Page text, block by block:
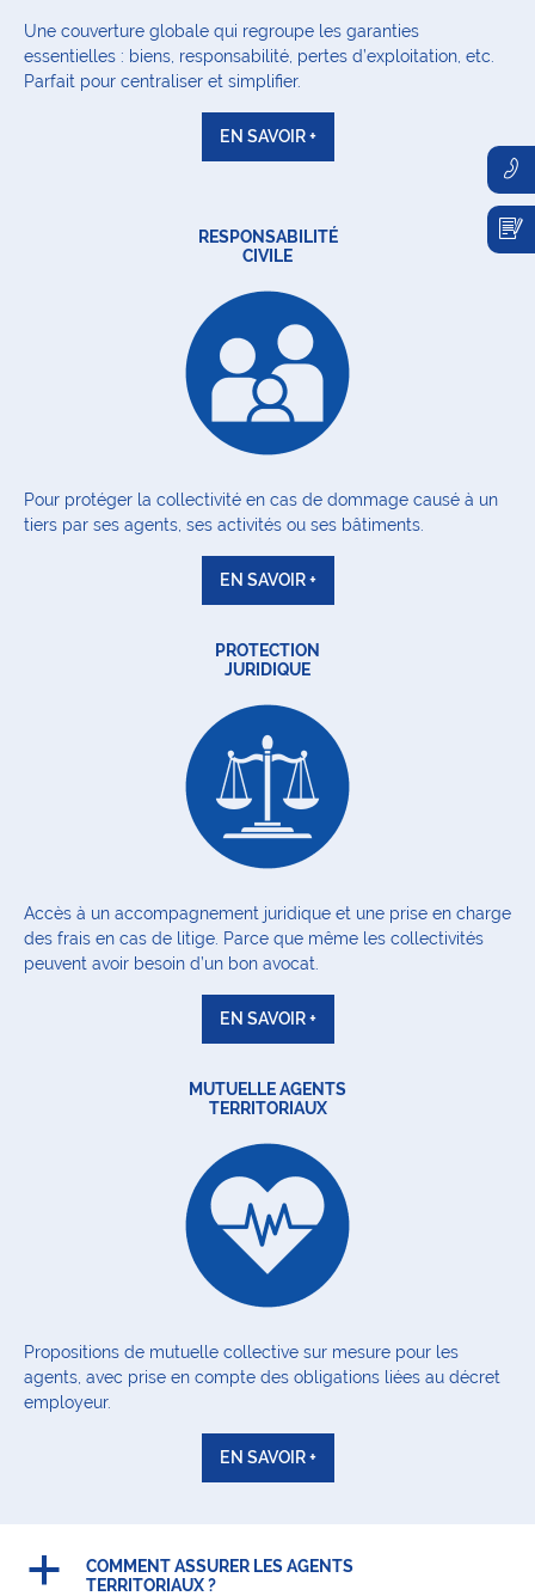
Une couverture globale qui regroupe les garanties
essentielles : biens, responsabilité, pertes d’exploitation, etc.
Parfait pour centraliser et simplifier.
EN SAVOIR +
RESPONSABILITÉ
CIVILE
Pour protéger la collectivité en cas de dommage causé à un
tiers par ses agents, ses activités ou ses bâtiments.
EN SAVOIR +
PROTECTION
JURIDIQUE
Accès à un accompagnement juridique et une prise en charge
des frais en cas de litige. Parce que même les collectivités
peuvent avoir besoin d’un bon avocat.
EN SAVOIR +
MUTUELLE AGENTS
TERRITORIAUX
Propositions de mutuelle collective sur mesure pour les
agents, avec prise en compte des obligations liées au décret
employeur.
EN SAVOIR +
a
COMMENT ASSURER LES AGENTS
TERRITORIAUX ?